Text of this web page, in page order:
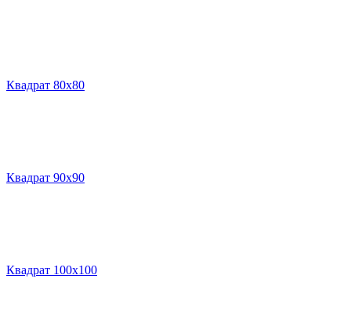
Квадрат 80х80
Квадрат 90х90
Квадрат 100х100